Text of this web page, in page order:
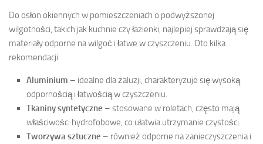
Do osłon okiennych w pomieszczeniach o podwyższonej
wilgotności, takich jak kuchnie czy łazienki, najlepiej sprawdzają się
materiały odporne na wilgoć i łatwe w czyszczeniu. Oto kilka
rekomendacji:
Aluminium – idealne dla żaluzji, charakteryzuje się wysoką
odpornością i łatwością w czyszczeniu.
Tkaniny syntetyczne – stosowane w roletach, często mają
właściwości hydrofobowe, co ułatwia utrzymanie czystości.
Tworzywa sztuczne – również odporne na zanieczyszczenia i